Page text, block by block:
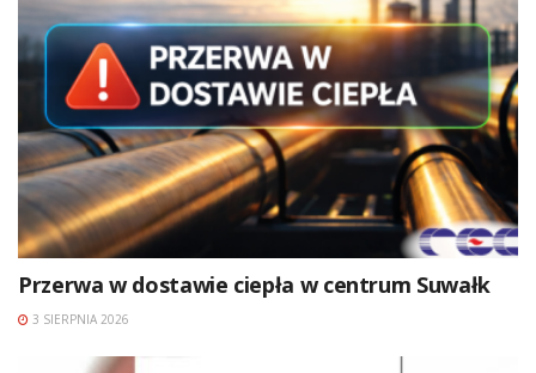
Przerwa w dostawie ciepła w centrum Suwałk
3 SIERPNIA 2026